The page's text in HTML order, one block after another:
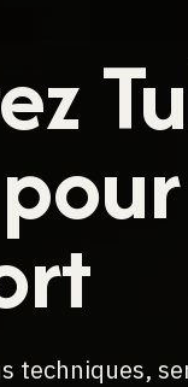
techniques,